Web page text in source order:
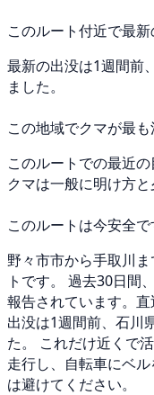
このルート付近で最
最新の出没は1週間前
ました。
この地域でクマが最
このルートでの最近
クマは一般に明け方と
このルートは今安全で
野々市市から手取川
トです。 過去30日間
報告されています。
出没は1週間前、石川
た。 これだけ近くで
走行し、自転車にベ
は避けてください。